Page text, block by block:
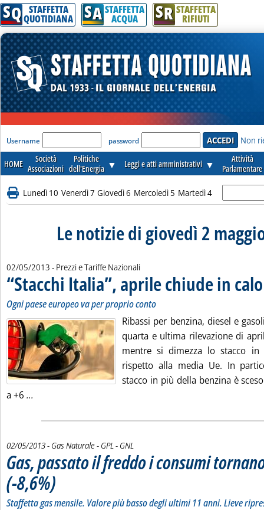
SQ STAFFETTA
QUOTIDIANA SA STAFFETTA
ACQUA SR STAFFETTA
RIFIUTI
'Modulo Login per accedere'
Username password Non
HOME
Società
Associazioni
Politiche
dell'Energia ▼ Leggi e atti amministrativi ▼
Attività
Parlamentare
Lunedì 10 Venerdì 7 Giovedì 6 Mercoledì 5 Martedì 4
Le notizie di giovedì 2
02/05/2013 - Prezzi e Tariffe Nazionali
“Stacchi Italia”, aprile chiude in calo
Ogni paese europeo va per proprio conto
Ribassi per benzina, diesel e
quarta e ultima rilevazione di
mentre si dimezza lo stacco
rispetto alla media Ue. In
stacco in più della benzina è
a +6 ...
02/05/2013- Gas Naturale - GPL - GNL
Gas, passato il freddo i consumi
(-8,6%) . Sottotitolo: Staffetta gas mensile. Valore più basso degli ultimi 11 anni. Lieve
. Pubblicata giovedì 02 maggio 2013 alle 16.15.
Staffetta gas mensile. Valore più basso degli ultimi 11 anni. Lieve